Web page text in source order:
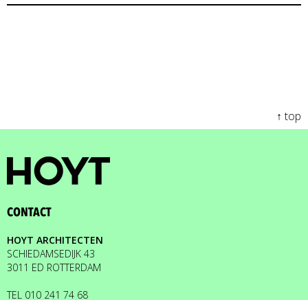
↑ top
CONTACT
HOYT ARCHITECTEN
SCHIEDAMSEDIJK 43
3011 ED ROTTERDAM
TEL 010 241 74 68